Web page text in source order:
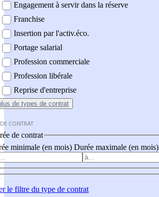
Engagement à servir dans la réserve
Franchise
Insertion par l'activ.éco.
Portage salarial
Profession commerciale
Profession libérale
Reprise d'entreprise
de types de contrat
CONTRAT
de contrat
minimale (en mois) Durée maximale (en mois)
le filtre du type de contrat